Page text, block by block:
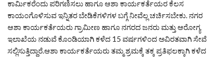
ಕಾರ್ಮಿಕರೆಂದು ಪರಿಗಣಿಸಲು ಹಾಗೂ ಆಶಾ ಕಾರ್ಯಕರ್ತೆಯರ ಕೆಲಸ
ಕಾಯಂಗೊಳಿಸುವ ಇನ್ನಿತರ ಬೇಡಿಕೆಗಳಿಗಳ ಬಗ್ಗೆ ನೀವೆಲ್ಲ ಚರ್ಚಿಸಬೇಕು. ನಗರ
ಆಶಾ ಕಾರ್ಯಕರ್ತೆಯರು ಗ್ರಾಮೀಣ ಹಾಗೂ ನಗರದ ಜನರು ಮತ್ತು ಆರೋಗ್ಯ
ಇಲಾಖೆಯ ನಡುವೆ ಕೊಂಡಿಯಾಗಿ ಕಳೆದ 15 ವರ್ಷಗಳಿಂದ ಅವಿರತವಾಗಿ ಸೇವೆ
ಸಲ್ಲಿಸುತ್ತಿದ್ದಾರೆ.ಆಶಾ ಕಾರ್ಯಕರ್ತೆಯರು ತಮ್ಮ ಶ್ರಮಕ್ಕೆ ತಕ್ಕ ಪ್ರತಿಫಲಕ್ಕಾಗಿ ಕಳೆದ